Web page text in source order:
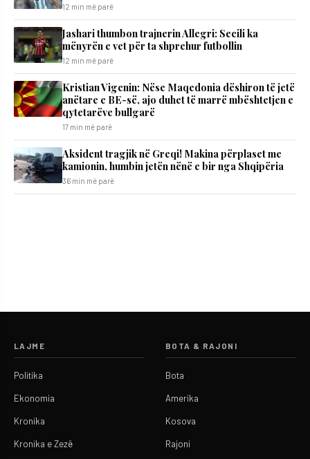
12 min më parë
Jashari thumbon trajnerin Allegri: Secili ka
mënyrën e vet për ta shprehur futbollin
12 min më parë
Kristian Vigenin: Nëse Maqedonia dëshiron të jetë
anëtare e BE-së, ajo duhet të marrë mbështetjen e
qytetarëve bullgarë
17 min më parë
Aksident tragjik në Greqi! Makina përplaset me
kamionin, humbin jetën nënë e bir nga Shqipëria
36 min më parë
LAJME
Politika
Ekonomia
Kronika
Kronika e Zezë
BOTA & RAJONI
Bota
Amerika
Kosova
Rajoni